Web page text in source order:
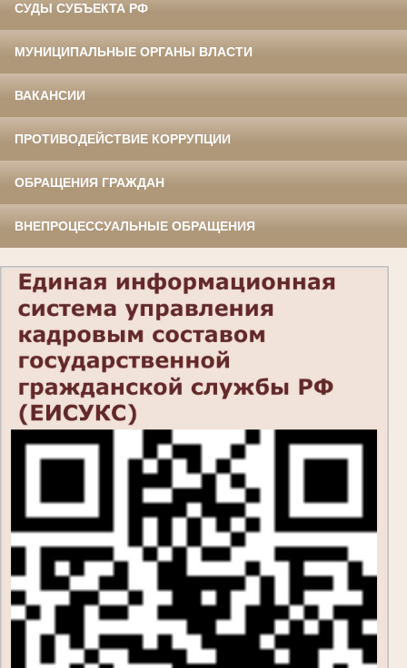
СУДЫ СУБЪЕКТА РФ
МУНИЦИПАЛЬНЫЕ ОРГАНЫ ВЛАСТИ
ВАКАНСИИ
ПРОТИВОДЕЙСТВИЕ КОРРУПЦИИ
ОБРАЩЕНИЯ ГРАЖДАН
ВНЕПРОЦЕССУАЛЬНЫЕ ОБРАЩЕНИЯ